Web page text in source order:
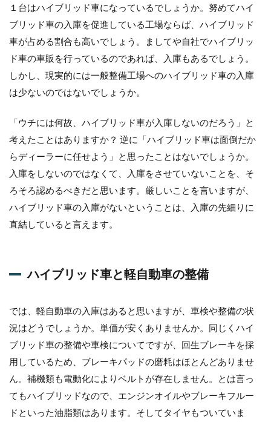
ハ
ブ
リ
ド
車
と
軽
動
の
整
１台はハイブリッド車になっているでしょうか。努めてハイ
ブリッド車の入庫を促進している工場ならば、ハイブリッド
車が占める割合も高いでしょう。ましてや自社でハイブリッ
ド車の車販を行っているのであれば、入庫もあるでしょう。
しかし、現実的には一般整備工場へのハイブリッド車の入庫
は少ないのではないでしょうか。
「ウチには何故、ハイブリッド車が入庫しないのだろう」と
考えたことはありますか？ 逆に「ハイブリッド車は面倒だか
らディーラーに任せよう」と思ったことはないでしょうか。
入庫をしないのではなくて、入庫をさせていないことを、そ
ろそろ認めるべきだと思います。厳しいことを言いますが、
ハイブリッド車の入庫がないということは、入庫の先細りに
直結していると言えます。
ハイブリッド車と軽自動車の整備
では、軽自動車の入庫はあると思いますが、車検や整備の状
況はどうでしょうか。単価が安くありませんか。同じくハイ
ブリッド車の整備や車検についてですが、回生ブレーキを採
用しているため、ブレーキパッドの磨耗はほとんどありませ
ん。補機類も電動化によりベルトが存在しません。とは言っ
てもハイブリッドなので、エンジンオイルやブレーキフルー
ドといった油脂類はあります。そしてタイヤもついていま